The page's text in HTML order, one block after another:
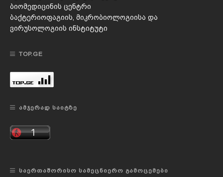
ბიომედიცინის ცენტრი
ბაქტერიოფაგიის, მიკრობიოლოგიისა და
ვირუსოლოგიის ინსტიტუტი
TOP.GE
ᲐᲛᲯᲔᲠᲐᲓ ᲡᲐᲘᲢᲖᲔ
ᲡᲐᲔᲠᲗᲐᲨᲝᲠᲘᲡᲝ ᲡᲐᲛᲔᲪᲜᲘᲔᲠᲝ ᲒᲐᲛᲝᲪᲔᲛᲔᲑᲘ